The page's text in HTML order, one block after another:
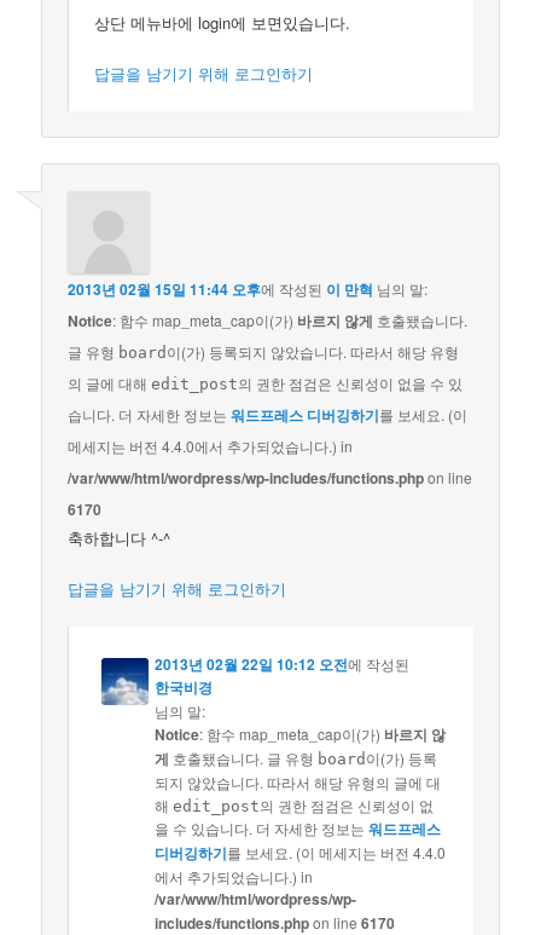
상단 메뉴바에 login에 보면있습니다.
답글을 남기기 위해 로그인하기
2013년 02월 15일 11:44 오후에 작성된 이 만혁 님의 말:
Notice: 함수 map_meta_cap이(가) 바르지 않게 호출됐습니다.
글 유형 board 이(가) 등록되지 않았습니다. 따라서 해당 유형
의 글에 대해edit_post의 권한 점검은 신뢰성이 없을 수 있
습니다. 더 자세한 정보는워드프레스 디버깅하기를 보세요. (이
메세지는 버전 4.4.0에서 추가되었습니다.) in
/var/www/html/wordpress/wp-includes/functions.phpon line
6170
축하합니다 ^-^
답글을 남기기 위해 로그인하기
2013년 02월 22일 10:12 오전에 작성된
한국비경
님의 말:
Notice: 함수 map_meta_cap이(가) 바르지 않
게 호출됐습니다. 글 유형 board 이(가) 등록
되지 않았습니다. 따라서 해당 유형의 글에 대
해edit_post의 권한 점검은 신뢰성이 없
을 수 있습니다. 더 자세한 정보는워드프레스
디버깅하기를 보세요. (이 메세지는 버전 4.4.0
에서 추가되었습니다.) in
/var/www/html/wordpress/wp-
includes/functions.phpon line6170